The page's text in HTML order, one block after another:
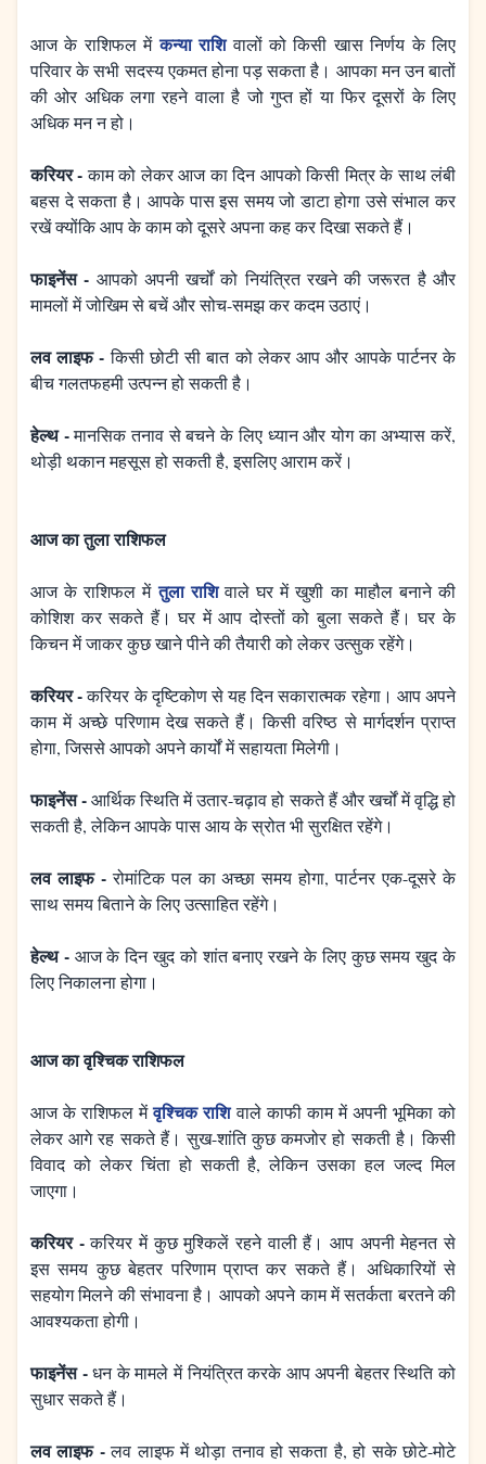
आज के राशिफल मेंकन्या राशिवालों को किसी खास निर्णय के लिए
परिवार के सभी सदस्य एकमत होना पड़ सकता है। आपका मन उन बातों
की ओर अधिक लगा रहने वाला है जो गुप्त हों या फिर दूसरों के लिए
अधिक मन न हो।
करियर -काम को लेकर आज का दिन आपको किसी मित्र के साथ लंबी
बहस दे सकता है। आपके पास इस समय जो डाटा होगा उसे संभाल कर
रखें क्योंकि आप के काम को दूसरे अपना कह कर दिखा सकते हैं।
फाइनेंस - आपको अपनी खर्चों को नियंत्रित रखने की जरूरत है और
मामलों में जोखिम से बचें और सोच-समझ कर कदम उठाएं।
लव लाइफ -किसी छोटी सी बात को लेकर आप और आपके पार्टनर के
बीच गलतफहमी उत्पन्न हो सकती है।
हेल्थ -मानसिक तनाव से बचने के लिए ध्यान और योग का अभ्यास करें,
थोड़ी थकान महसूस हो सकती है, इसलिए आराम करें।
आज का तुला राशिफल
आज के राशिफल मेंतुला राशिवाले घर में खुशी का माहौल बनाने की
कोशिश कर सकते हैं। घर में आप दोस्तों को बुला सकते हैं। घर के
किचन में जाकर कुछ खाने पीने की तैयारी को लेकर उत्सुक रहेंगे।
करियर -करियर के दृष्टिकोण से यह दिन सकारात्मक रहेगा। आप अपने
काम में अच्छे परिणाम देख सकते हैं। किसी वरिष्ठ से मार्गदर्शन प्राप्त
होगा, जिससे आपको अपने कार्यों में सहायता मिलेगी।
फाइनेंस -आर्थिक स्थिति में उतार-चढ़ाव हो सकते हैं और खर्चों में वृद्धि हो
सकती है, लेकिन आपके पास आय के स्रोत भी सुरक्षित रहेंगे।
लव लाइफ -रोमांटिक पल का अच्छा समय होगा, पार्टनर एक-दूसरे के
साथ समय बिताने के लिए उत्साहित रहेंगे।
हेल्थ -आज के दिन खुद को शांत बनाए रखने के लिए कुछ समय खुद के
लिए निकालना होगा।
आज का वृश्चिक राशिफल
आज के राशिफल मेंवृश्चिक राशिवाले काफी काम में अपनी भूमिका को
लेकर आगे रह सकते हैं। सुख-शांति कुछ कमजोर हो सकती है। किसी
विवाद को लेकर चिंता हो सकती है, लेकिन उसका हल जल्द मिल
जाएगा।
करियर -करियर में कुछ मुश्किलें रहने वाली हैं। आप अपनी मेहनत से
इस समय कुछ बेहतर परिणाम प्राप्त कर सकते हैं। अधिकारियों से
सहयोग मिलने की संभावना है। आपको अपने काम में सतर्कता बरतने की
आवश्यकता होगी।
फाइनेंस -धन के मामले में नियंत्रित करके आप अपनी बेहतर स्थिति को
सुधार सकते हैं।
लव लाइफ -लव लाइफ में थोड़ा तनाव हो सकता है, हो सके छोटे-मोटे